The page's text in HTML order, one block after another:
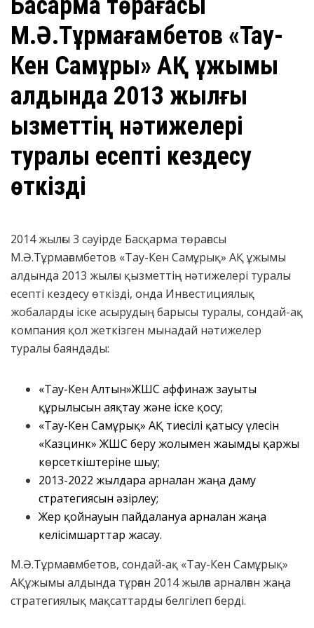
М.Ә.Тұрмағамбетов «Тау-
Кен Самұрық» АҚ ұжымы
алдында 2013 жылғы
қызметтің нәтижелері
туралы есепті кездесу
өткізді
2014 жылғы 3 сәуірде Басқарма төрағасы
М.Ә.Тұрмағамбетов «Тау-Кен Самұрық» АҚ ұжымы
алдында 2013 жылғы қызметтің нәтижелері туралы
есепті кездесу өткізді, онда Инвестициялық
жобаларды іске асырудың барысы туралы, сондай-ақ
компания қол жеткізген мынадай нәтижелер
туралы баяндады:
«Тау-Кен Алтын»ЖШС аффинаж зауыты
құрылысын аяқтау және іске қосу;
«Тау-Кен Самұрық» АҚ тиесілі қатысу үлесін
«Казцинк» ЖШС беру жолымен жағымды қаржы
көрсеткіштеріне шығу;
2013-2022 жылдарға арналған жаңа даму
стратегиясын әзірлеу;
Жер қойнауын пайдалануға арналған жаңа
келісімшарттар жасау.
М.Ә.Тұрмағамбетов, сондай-ақ «Тау-Кен Самұрық»
АҚұжымы алдында тұрған 2014 жылға арналған жаңа
стратегиялық мақсаттарды белгілеп берді.